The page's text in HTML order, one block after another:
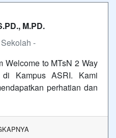
M.PD.
-
Welcome to MTsN 2 Way
Kampus ASRI. Kami
perhatian dan